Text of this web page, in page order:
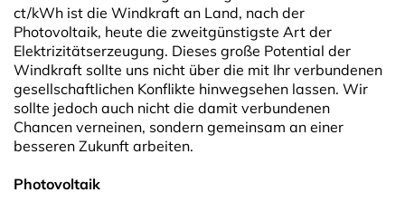
ct/kWh ist die Windkraft an Land, nach der
Photovoltaik, heute die zweitgünstigste Art der
Elektrizitätserzeugung. Dieses große Potential der
Windkraft sollte uns nicht über die mit Ihr verbundenen
gesellschaftlichen Konflikte hinwegsehen lassen. Wir
sollte jedoch auch nicht die damit verbundenen
Chancen verneinen, sondern gemeinsam an einer
besseren Zukunft arbeiten.
Photovoltaik